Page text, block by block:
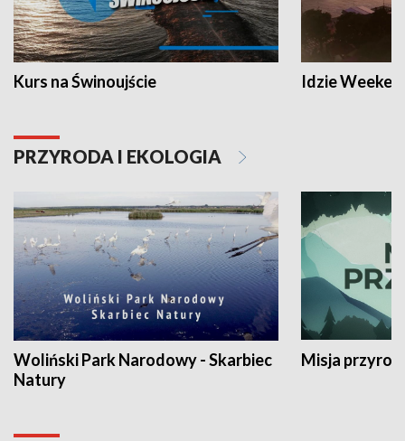
Kurs na Świnoujście Idzie
PRZYRODA I EKOLOGIA
Woliński Park Narodowy - Skarbiec
Natury
Misja